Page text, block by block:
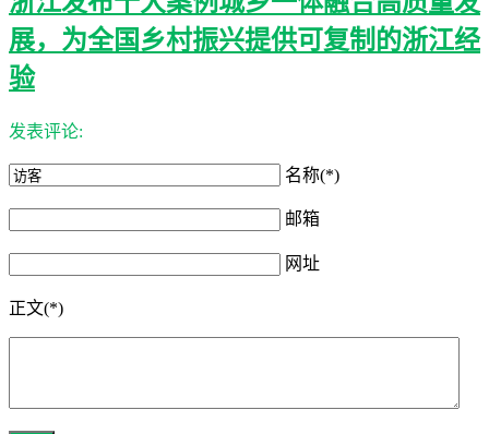
展，为全国乡村振兴提供可复制的浙江经
验
发表评论:
名称(*)
邮箱
网址
正文(*)